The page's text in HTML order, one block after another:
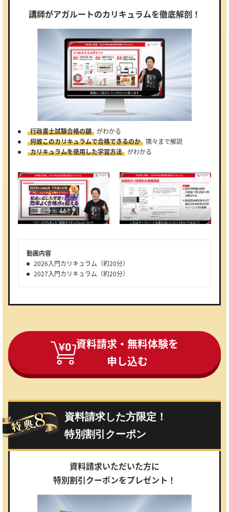
講師がアガルートのカリキュラムを徹底解剖！
行政書士試験合格の鍵 がわかる
何故このカリキュラムで合格できるのか
隅々まで解説
カリキュラムを使用した学習方法 がわかる
動画内容
2026入門カリキュラム（約20分）
2027入門カリキュラム（約20分）
資料請求・無料体験を
申し込む
資料請求した方限定！
特別割引クーポン
資料請求いただいた方に
特別割引クーポンをプレゼント！